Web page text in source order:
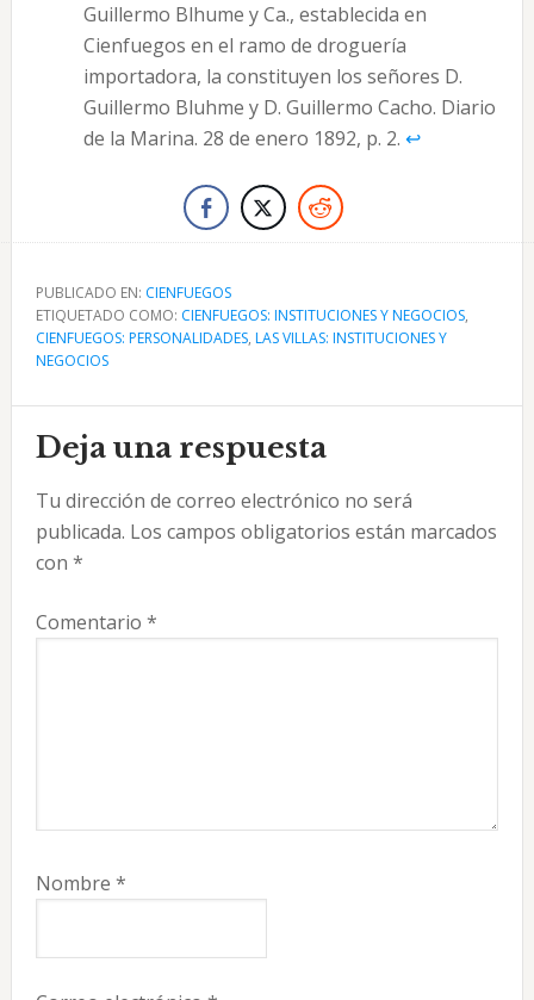
Guillermo Blhume y Ca., establecida en
Cienfuegos en el ramo de droguería
importadora, la constituyen los señores D.
Guillermo Bluhme y D. Guillermo Cacho. Diario
de la Marina. 28 de enero 1892, p. 2. ↩︎
PUBLICADO EN: CIENFUEGOS
ETIQUETADO COMO: CIENFUEGOS: INSTITUCIONES Y NEGOCIOS,
CIENFUEGOS: PERSONALIDADES, LAS VILLAS: INSTITUCIONES Y
NEGOCIOS
Interacciones
con
los
lectores
Deja una respuesta
Tu dirección de correo electrónico no será
publicada. Los campos obligatorios están marcados
con *
Comentario *
Nombre *